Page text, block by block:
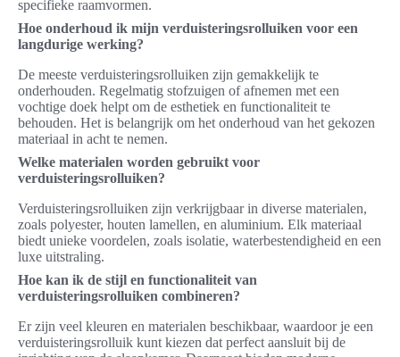
specifieke raamvormen.
Hoe onderhoud ik mijn verduisteringsrolluiken voor een
langdurige werking?
De meeste verduisteringsrolluiken zijn gemakkelijk te
onderhouden. Regelmatig stofzuigen of afnemen met een
vochtige doek helpt om de esthetiek en functionaliteit te
behouden. Het is belangrijk om het onderhoud van het gekozen
materiaal in acht te nemen.
Welke materialen worden gebruikt voor
verduisteringsrolluiken?
Verduisteringsrolluiken zijn verkrijgbaar in diverse materialen,
zoals polyester, houten lamellen, en aluminium. Elk materiaal
biedt unieke voordelen, zoals isolatie, waterbestendigheid en een
luxe uitstraling.
Hoe kan ik de stijl en functionaliteit van
verduisteringsrolluiken combineren?
Er zijn veel kleuren en materialen beschikbaar, waardoor je een
verduisteringsrolluik kunt kiezen dat perfect aansluit bij de